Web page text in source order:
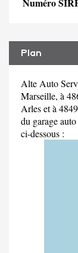
Plan
Alte Auto
Marseille, à
Arles et à
du garage
ci-dessous :